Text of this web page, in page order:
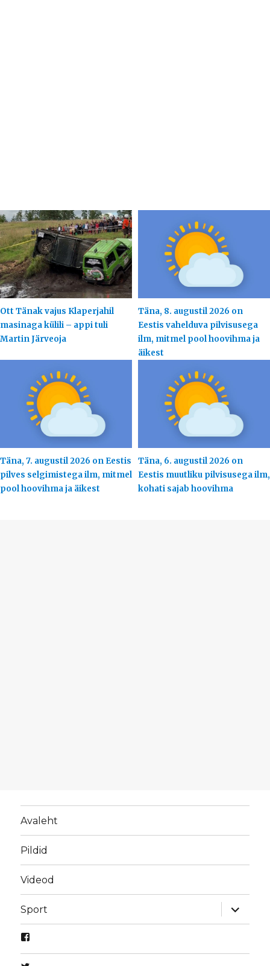
Ott Tänak vajus Klaperjahil
masinaga külili – appi tuli
Martin Järveoja
Täna, 8. augustil 2026 on
Eestis vahelduva pilvisusega
ilm, mitmel pool hoovihma ja
äikest
Täna, 7. augustil 2026 on Eestis
pilves selgimistega ilm, mitmel
pool hoovihma ja äikest
Täna, 6. augustil 2026 on
Eestis muutliku pilvisusega ilm,
kohati sajab hoovihma
Avaleht
Pildid
Videod
Sport
laienda